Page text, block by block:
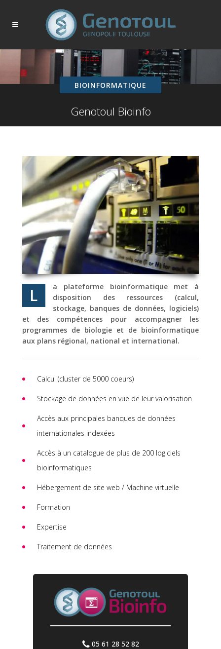
BIOINFORMATIQUE
Genotoul Bioinfo
L
a plateforme bioinformatique met à
disposition des ressources (calcul,
stockage, banques de données, logiciels)
et des compétences pour accompagner les
programmes de biologie et de bioinformatique
aux plans régional, national et international.
Calcul (cluster de 5000 coeurs)
Stockage de données en vue de leur valorisation
Accès aux principales banques de données
internationales indexées
Accès à un catalogue de plus de 200 logiciels
bioinformatiques
Hébergement de site web / Machine virtuelle
Formation
Expertise
Traitement de données
05 61 28 52 82